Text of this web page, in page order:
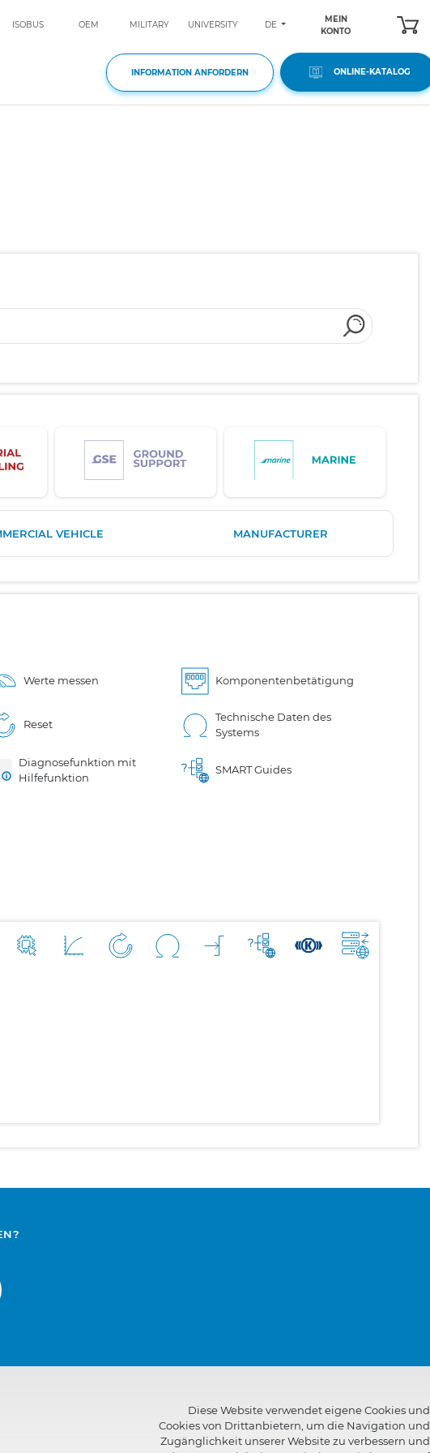
ISOBUS OEM MILITARY UNIVERSITY DE
MEIN
KONTO
INFORMATION ANFORDERN ONLINE-KATALOG
VEHICLE MANUFACTURER
Werte messen Komponentenbetätigung
Reset
Technische Daten des
Systems
Diagnosefunktion mit
Hilfefunktion
SMART Guides
Diese Website verwendet eigene Cookies und
Cookies von Drittanbietern, um die Navigation und
Zugänglichkeit unserer Website zu verbessern und